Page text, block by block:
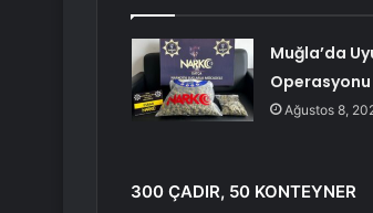
Muğla’da
Operasyonu
Ağustos 8,
300 ÇADIR, 50 KONTEYNER